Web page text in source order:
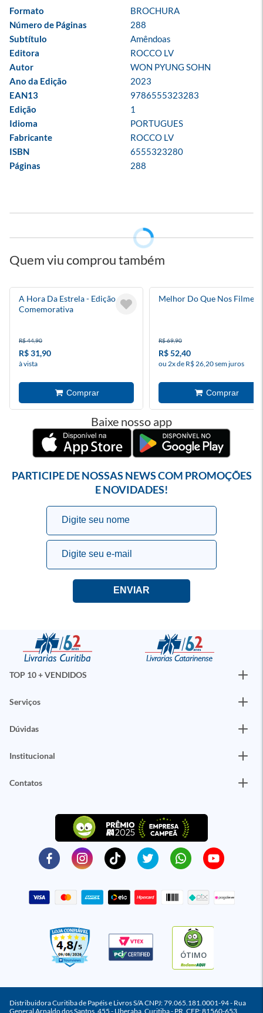
Formato
BROCHURA
Número de Páginas
288
Subtítulo
Amêndoas
Editora
ROCCO LV
Autor
WON PYUNG SOHN
Ano da Edição
2023
EAN13
9786555323283
Edição
1
Idioma
PORTUGUES
Fabricante
ROCCO LV
ISBN
6555323280
Páginas
288
Quem viu comprou também
A Hora Da Estrela - Edição
Comemorativa
R$ 44,90
R$ 31,90
à vista
Melhor Do Que Nos Filmes
R$ 69,90
R$ 52,40
ou 2x de R$ 26,20 sem juros
Baixe nosso app
PARTICIPE DE NOSSAS NEWS COM PROMOÇÕES
E NOVIDADES!
TOP 10 + VENDIDOS
Serviços
Dúvidas
Institucional
Contatos
ÓTIMO
Distribuidora Curitiba de Papéis e Livros S/A CNPJ: 79.065.181.0001-94 - Rua
General Arnaldo dos Santos, 455 - Uberaba, Curitiba - PR, CEP: 81560-653